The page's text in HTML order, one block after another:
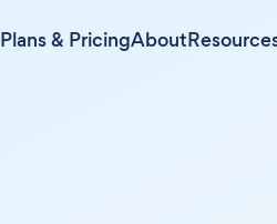
Plans & PricingAbout